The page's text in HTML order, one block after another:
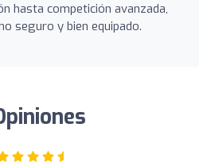
hasta competición avanzada,
seguro y bien equipado.